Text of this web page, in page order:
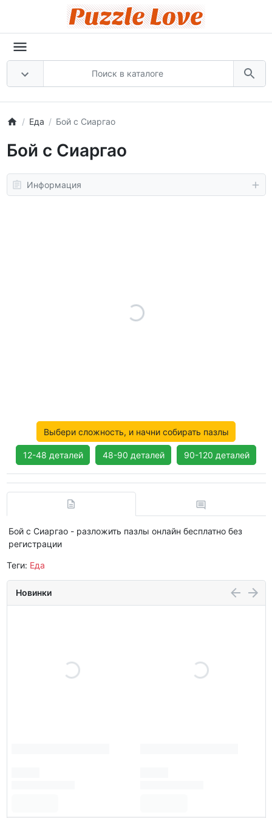
Еда Бой с Сиаргао
Бой с Сиаргао
Информация
Выбери сложность, и начни собирать пазлы
12-48 деталей 48-90 деталей 90-120 деталей
Бой с Сиаргао - разложить пазлы онлайн бесплатно без
регистрации
Теги: Еда
Новинки